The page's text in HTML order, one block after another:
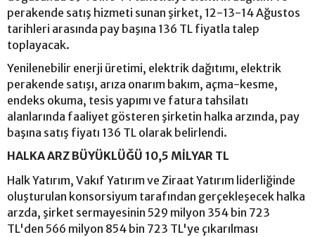
perakende satış hizmeti sunan şirket, 12-13-14 Ağustos
tarihleri arasında pay başına 136 TL fiyatla talep
toplayacak.
Yenilenebilir enerji üretimi, elektrik dağıtımı, elektrik
perakende satışı, arıza onarım bakım, açma-kesme,
endeks okuma, tesis yapımı ve fatura tahsilatı
alanlarında faaliyet gösteren şirketin halka arzında, pay
başına satış fiyatı 136 TL olarak belirlendi.
HALKA ARZ BÜYÜKLÜĞÜ 10,5 MİLYAR TL
Halk Yatırım, Vakıf Yatırım ve Ziraat Yatırım liderliğinde
oluşturulan konsorsiyum tarafından gerçekleşecek halka
arzda, şirket sermayesinin 529 milyon 354 bin 723
TL'den 566 milyon 854 bin 723 TL'ye çıkarılması